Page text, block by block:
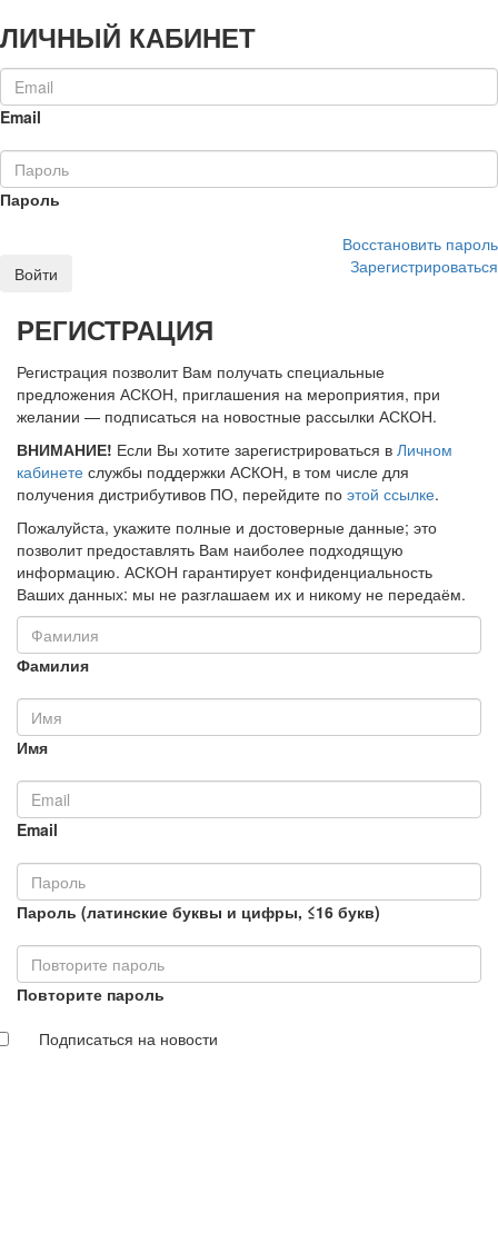
ЛИЧНЫЙ КАБИНЕТ
Email
Пароль
Восстановить пароль
Войти
Зарегистрироваться
РЕГИСТРАЦИЯ
Регистрация позволит Вам получать специальные
предложения АСКОН, приглашения на мероприятия, при
желании — подписаться на новостные рассылки АСКОН.
ВНИМАНИЕ! Если Вы хотите зарегистрироваться в Личном
кабинете службы поддержки АСКОН, в том числе для
получения дистрибутивов ПО, перейдите по этой ссылке.
Пожалуйста, укажите полные и достоверные данные; это
позволит предоставлять Вам наиболее подходящую
информацию. АСКОН гарантирует конфиденциальность
Ваших данных: мы не разглашаем их и никому не передаём.
Фамилия
Имя
Email
Пароль (латинские буквы и цифры, ≤16 букв)
Повторите пароль
Подписаться на новости